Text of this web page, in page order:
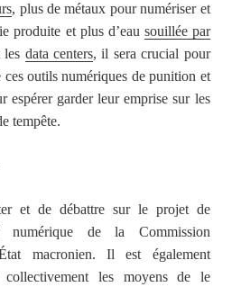
, plus de métaux pour numériser et
produite et plus d’eau souillée par
les data centers, il sera crucial pour
ces outils numériques de punition et
espérer garder leur emprise sur les
tempête.
et de débattre sur le projet de
numérique de la Commission
macronien. Il est également
collectivement les moyens de le